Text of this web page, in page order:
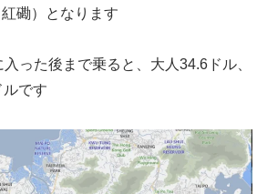
磡）となります
った後まで乗ると、大人34.6ドル、
です